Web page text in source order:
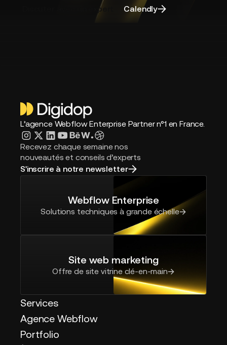
Discuter avec un expert Calendly
L’agence Webflow Enterprise Partner n°1 en France.
Recevez chaque semaine nos
nouveautés et conseils d’experts
S'inscrire à notre newsletter
Webflow Enterprise
Solutions techniques à grande échelle
Site web marketing
Offre de site vitrine clé-en-main
Services
Agence Webflow
Portfolio